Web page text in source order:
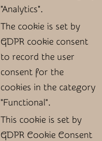
"Analytics".
The cookie is set by
GDPR cookie consent
to record the user
consent for the
cookies in the category
"Functional".
This cookie is set by
GDPR Cookie Consent